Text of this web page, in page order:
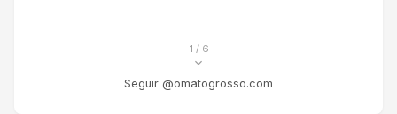
1 / 6
Seguir @omatogrosso.com